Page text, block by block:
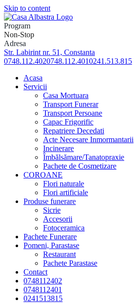
Skip to content
Program
Non-Stop
Adresa
Str. Labirint nr. 51, Constanta
0748.112.4020748.112.4010241.513.815
Acasa
Servicii
Casa Mortuara
Transport Funerar
Transport Persoane
Capac Frigorific
Repatriere Decedati
Acte Necesare Inmormantarii
Incinerare
Îmbălsămare/Tanatopraxie
Pachete de Cosmetizare
COROANE
Flori naturale
Flori artificiale
Produse funerare
Sicrie
Accesorii
Fotoceramica
Pachete Funerare
Pomeni, Parastase
Restaurant
Pachete Parastase
Contact
0748112402
0748112401
0241513815